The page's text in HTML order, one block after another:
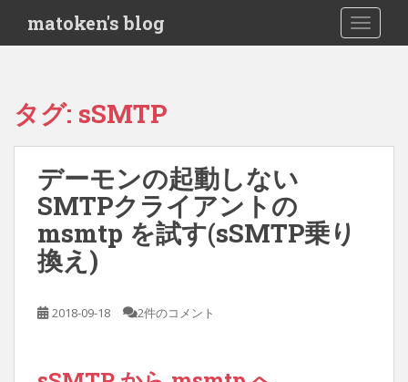
i
matoken's blog
タグ: sSMTP
デーモンの起動しない
SMTPクライアントの
msmtp を試す(sSMTP乗り
換え)
2018-09-18 2件のコメント